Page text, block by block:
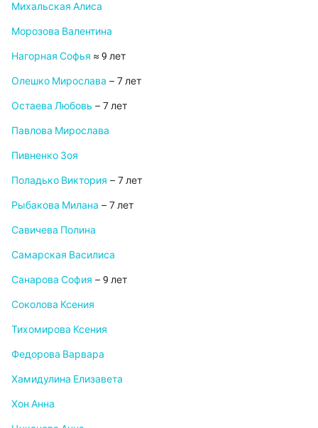
Михальская Алиса
Морозова Валентина
Нагорная Софья ≈ 9 лет
Олешко Мирослава – 7 лет
Остаева Любовь – 7 лет
Павлова Мирослава
Пивненко Зоя
Поладько Виктория – 7 лет
Рыбакова Милана – 7 лет
Савичева Полина
Самарская Василиса
Санарова София – 9 лет
Соколова Ксения
Тихомирова Ксения
Федорова Варвара
Хамидулина Елизавета
Хон Анна